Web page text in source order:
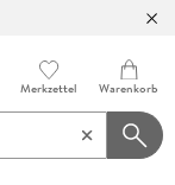
Merkzettel Warenkorb